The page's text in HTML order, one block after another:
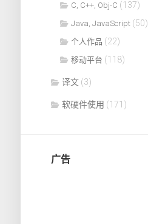
C, C++, Obj-C (137)
Java, JavaScript(50)
个人作品 (22)
移动平台 (118)
译文(3)
软硬件使用 (171)
广告